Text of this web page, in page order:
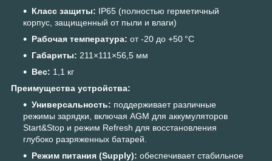
Класс защиты: IP65 (полностью герметичный
корпус, защищенный от пыли и влаги)
Рабочая температура: от -20 до +50 °C
Габариты: 211×111×56,5 мм
Вес: 1,1 кг
Преимущества устройства:
Универсальность: поддерживает различные
режимы зарядки, включая AGM для аккумуляторов
Start&Stop и режим Refresh для восстановления
глубоко разряженных батарей.
Режим питания (Supply): обеспечивает стабильное